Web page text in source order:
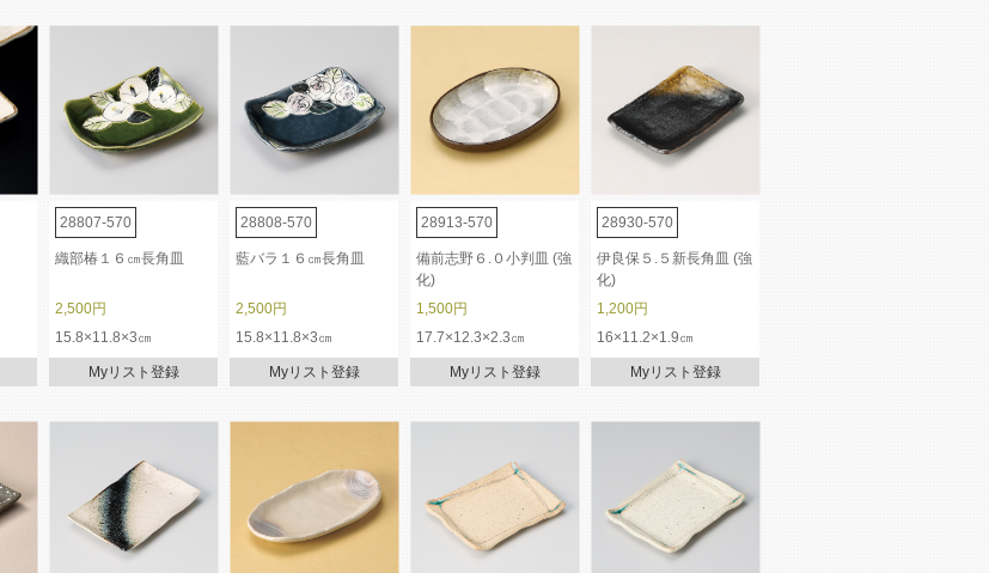
28807-570 28808-570 28913-570 28930-570
織部椿１６㎝長角皿 藍バラ１６㎝長角皿
備前志野６.０小判皿 (強
化)
伊良保５.５新長角皿 (強
化)
2,500円 2,500円 1,500円
1,200円
15.8×11.8×3㎝ 15.8×11.8×3㎝ 17.7×12.3×2.3㎝ 16×11.2×1.9㎝
Myリスト登録 Myリスト登録 Myリスト登録 Myリスト登録